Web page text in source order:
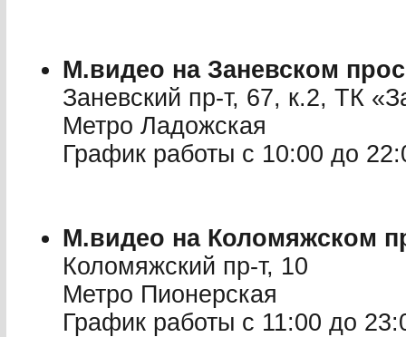
М.видео на Заневском
Заневский пр-т, 67, к.2, ТК
Метро Ладожская
График работы с 10:00 до
М.видео на Коломяжском
Коломяжский пр-т, 10
Метро Пионерская
График работы с 11:00 до